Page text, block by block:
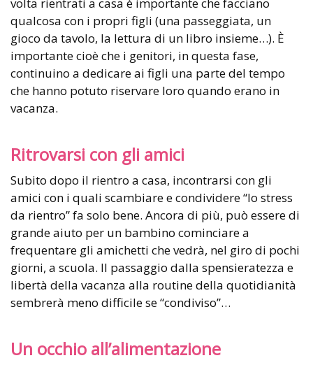
qualcosa con i propri figli (una passeggiata, un
gioco da tavolo, la lettura di un libro insieme…). È
importante cioè che i genitori, in questa fase,
continuino a dedicare ai figli una parte del tempo
che hanno potuto riservare loro quando erano in
vacanza.
Ritrovarsi con gli amici
Subito dopo il rientro a casa, incontrarsi con gli
amici con i quali scambiare e condividere “lo stress
da rientro” fa solo bene. Ancora di più, può essere di
grande aiuto per un bambino cominciare a
frequentare gli amichetti che vedrà, nel giro di pochi
giorni, a scuola. Il passaggio dalla spensieratezza e
libertà della vacanza alla routine della quotidianità
sembrerà meno difficile se “condiviso”…
Un occhio all’alimentazione